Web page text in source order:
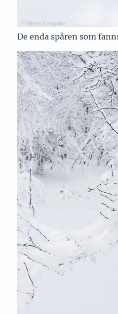
De enda spåren som